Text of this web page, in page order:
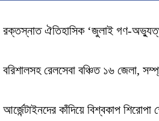
রক্তস্নাত ঐতিহাসিক ‌‘জুলাই গণ-
বরিশালসহ রেলসেবা বঞ্চিত ১৬ জেলা,
আর্জেন্টাইনদের কাঁদিয়ে বিশ্বকাপ শিরোপা